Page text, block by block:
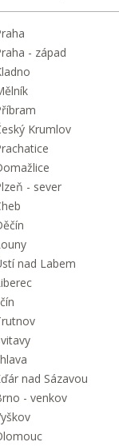
- západ
Krumlov
- sever
nad Labem
nad Sázavou
- venkov